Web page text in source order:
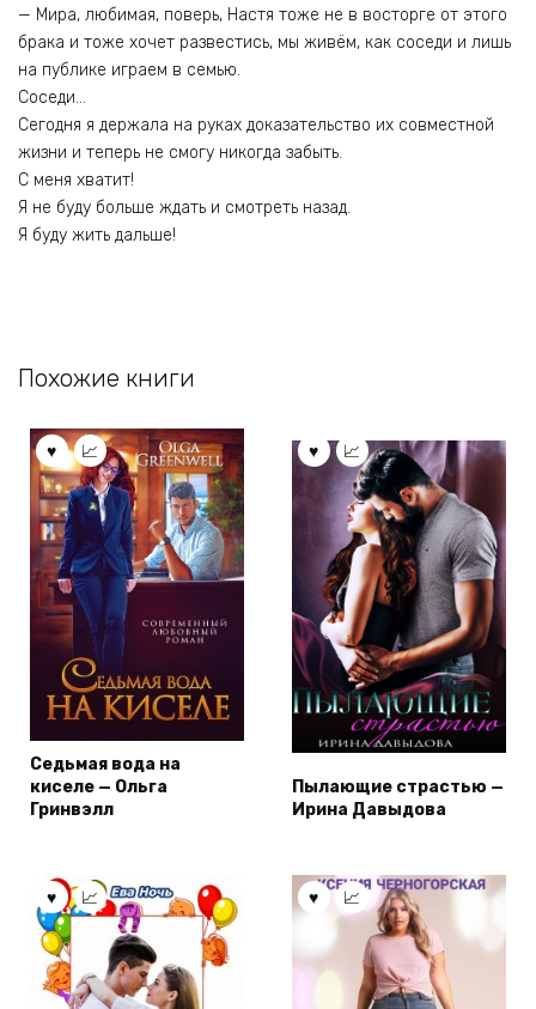
— Мира, любимая, поверь, Настя тоже не в восторге от этого
брака и тоже хочет развестись, мы живём, как соседи и лишь
на публике играем в семью.
Соседи…
Сегодня я держала на руках доказательство их совместной
жизни и теперь не смогу никогда забыть.
С меня хватит!
Я не буду больше ждать и смотреть назад.
Я буду жить дальше!
Похожие книги
Седьмая вода на
киселе — Ольга
Гринвэлл
Пылающие страстью —
Ирина Давыдова